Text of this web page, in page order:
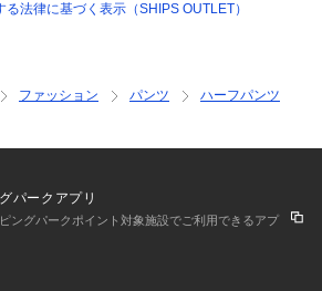
法律に基づく表示（SHIPS OUTLET）
ファッション パンツ
ハーフパンツ
パークアプリ
ングパークポイント対象施設でご利用できるアプ